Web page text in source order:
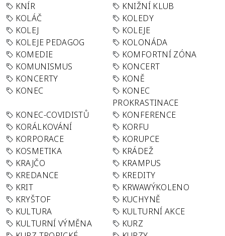
KNÍR
KNIŽNÍ KLUB
KOLÁČ
KOLEDY
KOLEJ
KOLEJE
KOLEJE PEDAGOG
KOLONÁDA
KOMEDIE
KOMFORTNÍ ZÓNA
KOMUNISMUS
KONCERT
KONCERTY
KONĚ
KONEC
KONEC
PROKRASTINACE
KONEC-COVIDISTŮ
KONFERENCE
KORÁLKOVÁNÍ
KORFU
KORPORACE
KORUPCE
KOSMETIKA
KRÁDEŽ
KRAJČO
KRAMPUS
KREDANCE
KREDITY
KRIT
KRWAWÝKOLENO
KRYŠTOF
KUCHYNĚ
KULTURA
KULTURNÍ AKCE
KULTURNÍ VÝMĚNA
KURZ